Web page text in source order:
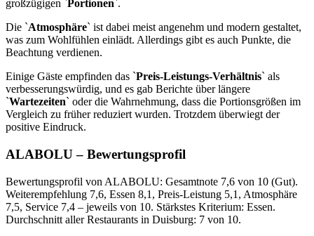
großzügigen ` Portionen `.
Die `Atmosphäre` ist dabei meist angenehm und modern gestaltet,
was zum Wohlfühlen einlädt. Allerdings gibt es auch Punkte, die
Beachtung verdienen.
Einige Gäste empfinden das `Preis-Leistungs-Verhältnis` als
verbesserungswürdig, und es gab Berichte über längere
`Wartezeiten` oder die Wahrnehmung, dass die Portionsgrößen im
Vergleich zu früher reduziert wurden. Trotzdem überwiegt der
positive Eindruck.
ALABOLU– Bewertungsprofil
Bewertungsprofil von ALABOLU: Gesamtnote 7,6 von 10 (Gut).
Weiterempfehlung 7,6, Essen 8,1, Preis-Leistung 5,1, Atmosphäre
7,5, Service 7,4 – jeweils von 10. Stärkstes Kriterium: Essen.
Durchschnitt aller Restaurants in Duisburg: 7 von 10.